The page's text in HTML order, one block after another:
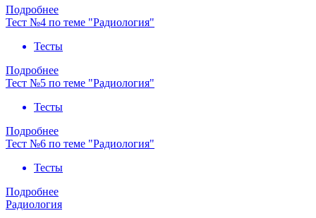
Подробнее
Тест №4 по теме "Радиология"
Тесты
Подробнее
Тест №5 по теме "Радиология"
Тесты
Подробнее
Тест №6 по теме "Радиология"
Тесты
Подробнее
Радиология